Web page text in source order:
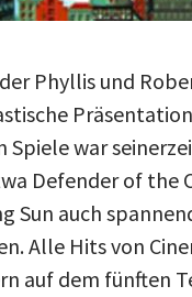
Phyllis und
Spiele war
Defender of the
Sun auch
Alle Hits von
auf dem fünften